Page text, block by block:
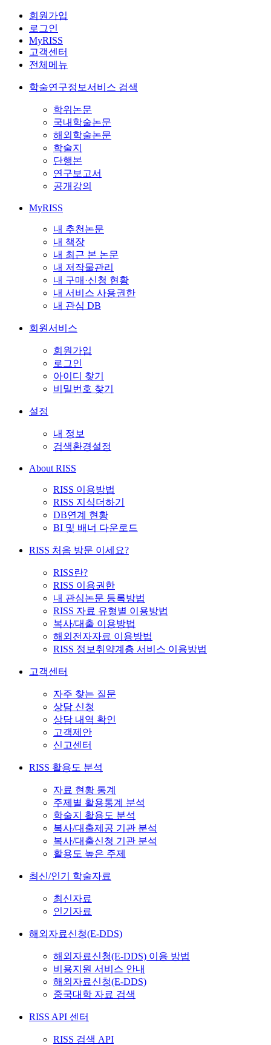
회원가입
로그인
MyRISS
고객센터
전체메뉴
학술연구정보서비스 검색
학위논문
국내학술논문
해외학술논문
학술지
단행본
연구보고서
공개강의
MyRISS
내 추천논문
내 책장
내 최근 본 논문
내 저작물관리
내 구매·신청 현황
내 서비스 사용권한
내 관심 DB
회원서비스
회원가입
로그인
아이디 찾기
비밀번호 찾기
설정
내 정보
검색환경설정
About RISS
RISS 이용방법
RISS 지식더하기
DB연계 현황
BI 및 배너 다운로드
RISS 처음 방문 이세요?
RISS란?
RISS 이용권한
내 관심논문 등록방법
RISS 자료 유형별 이용방법
복사/대출 이용방법
해외전자자료 이용방법
RISS 정보취약계층 서비스 이용방법
고객센터
자주 찾는 질문
상담 신청
상담 내역 확인
고객제안
신고센터
RISS 활용도 분석
자료 현황 통계
주제별 활용통계 분석
학술지 활용도 분석
복사/대출제공 기관 분석
복사/대출신청 기관 분석
활용도 높은 주제
최신/인기 학술자료
최신자료
인기자료
해외자료신청(E-DDS)
해외자료신청(E-DDS) 이용 방법
비용지원 서비스 안내
해외자료신청(E-DDS)
중국대학 자료 검색
RISS API 센터
RISS 검색 API